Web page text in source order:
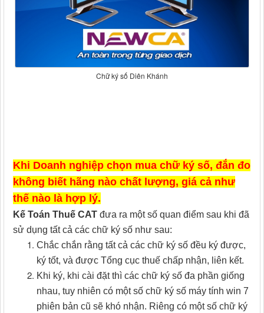
Chữ ký số Diên Khánh
Khi Doanh nghiệp chọn mua chữ ký số, đắn đo
không biết hãng nào chất lượng, giá cả như
thế nào là hợp lý.
Kế Toán Thuế CAT đưa ra một số quan điểm sau khi đã
sử dụng tất cả các chữ ký số như sau:
Chắc chắn rằng tất cả các chữ ký số đều ký được,
ký tốt, và được Tổng cục thuế chấp nhận, liên kết.
Khi ký, khi cài đặt thì các chữ ký số đa phần giống
nhau, tuy nhiên có một số chữ ký số máy tính win 7
phiên bản cũ sẽ khó nhận. Riêng có một số chữ ký